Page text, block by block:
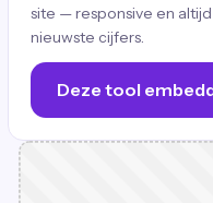
site — responsive en
nieuwste cijfers.
Deze tool